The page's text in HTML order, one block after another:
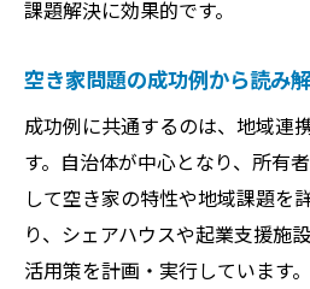
課題解決に効果的です。
空き家問題の成功例から読み
成功例に共通するのは、地域連
す。自治体が中心となり、所有
して空き家の特性や地域課題を
り、シェアハウスや起業支援施
活用策を計画・実行しています